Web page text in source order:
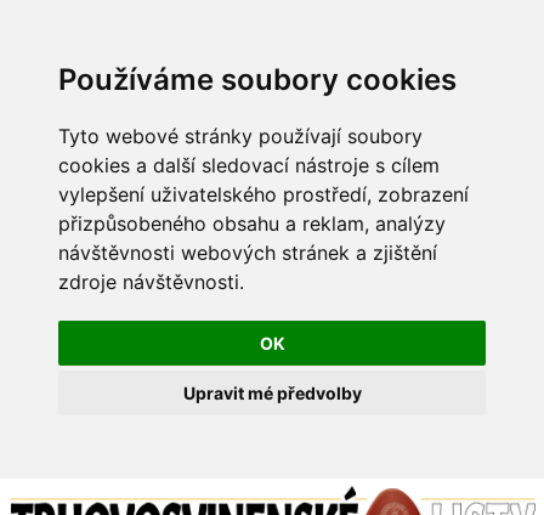
Používáme soubory cookies
Tyto webové stránky používají soubory
cookies a další sledovací nástroje s cílem
vylepšení uživatelského prostředí, zobrazení
přizpůsobeného obsahu a reklam, analýzy
návštěvnosti webových stránek a zjištění
zdroje návštěvnosti.
OK
Upravit mé předvolby